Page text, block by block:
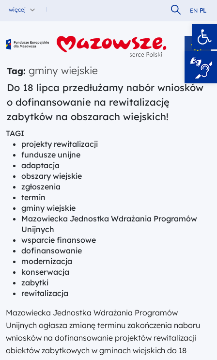
więcej Szukaj w
EN PL
Fundusze Europejskie dla Mazowsza
Tag: gminy wiejskie
Do 18 lipca przedłużamy nabór wniosków
o dofinansowanie na rewitalizację
zabytków na obszarach wiejskich!
TAGI
projekty rewitalizacji
fundusze unijne
adaptacja
obszary wiejskie
zgłoszenia
termin
gminy wiejskie
Mazowiecka Jednostka Wdrażania Programów
Unijnych
wsparcie finansowe
dofinansowanie
modernizacja
konserwacja
zabytki
rewitalizacja
Mazowiecka Jednostka Wdrażania Programów
Unijnych ogłasza zmianę terminu zakończenia naboru
wniosków na dofinansowanie projektów rewitalizacji
obiektów zabytkowych w gminach wiejskich do 18